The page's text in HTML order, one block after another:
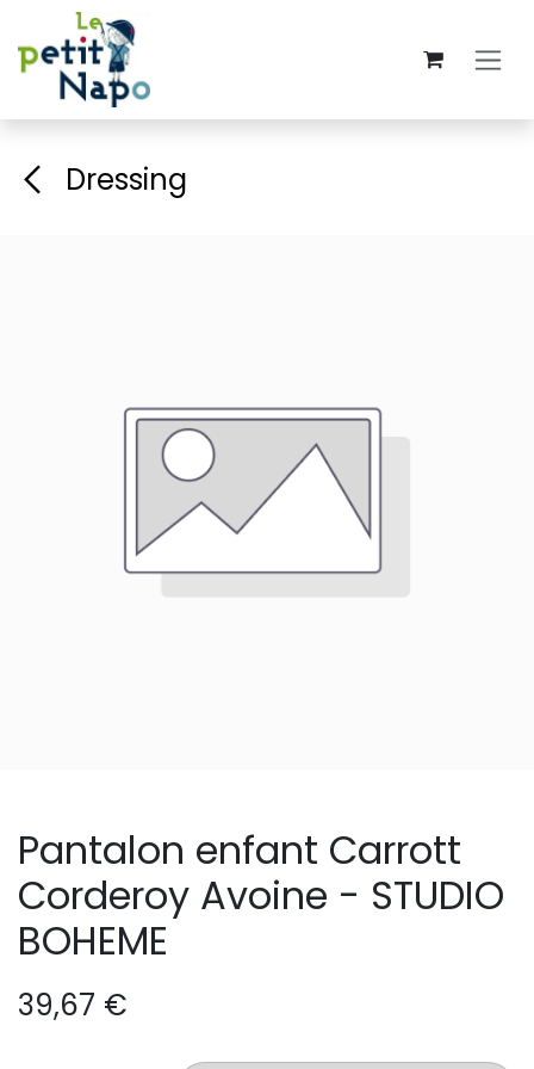
Se rendre au contenu
Dressing
Pantalon enfant Carrott
Corderoy Avoine - STUDIO
BOHEME
39,67 €